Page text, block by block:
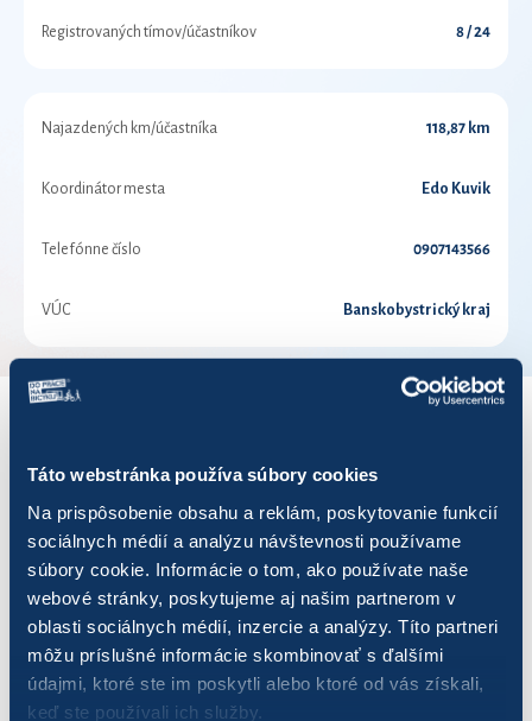
Táto webstránka používa súbory cookies
Na prispôsobenie obsahu a reklám, poskytovanie funkcií
sociálnych médií a analýzu návštevnosti používame
súbory cookie. Informácie o tom, ako používate naše
webové stránky, poskytujeme aj našim partnerom v
oblasti sociálnych médií, inzercie a analýzy. Títo partneri
môžu príslušné informácie skombinovať s ďalšími
údajmi, ktoré ste im poskytli alebo ktoré od vás získali,
keď ste používali ich služby.
Registrovaných tímov/účastníkov 8 / 24
Najazdených km/účastníka 118,87 km
Koordinátor mesta Edo Kuvik
Telefónne číslo 0907143566
VÚC Banskobystrický kraj
Zobraziť výsledkov
Názov Počet jázd Najazdených km
Calmiťáci 150